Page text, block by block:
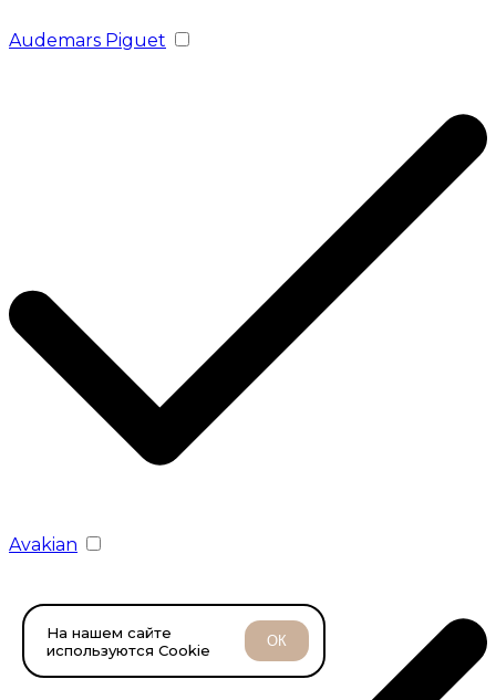
Audemars Piguet
Avakian
На нашем сайте
используются Cookie
ОК